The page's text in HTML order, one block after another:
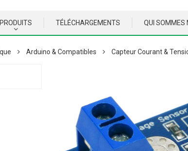
PRODUITS TÉLÉCHARGEMENTS QUI SOMMES
Arduino & Compatibles Capteur Courant &